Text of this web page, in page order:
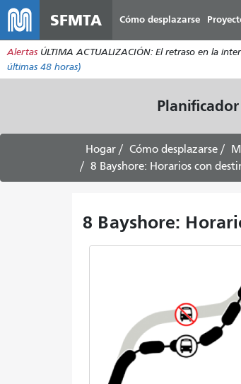
SFMTA Cómo desplazarse
Alertas ÚLTIMA ACTUALIZACIÓN: El retraso en la
últimas 48 horas)
Hogar Cómo desplazarse
8 Bayshore: Horarios con
8 Bayshore: